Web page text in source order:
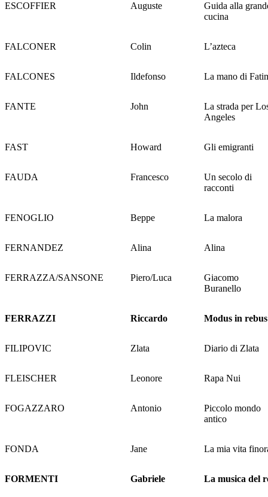
ESCOFFIER Auguste
Guida alla
cucina
FALCONER Colin L’azteca
FALCONES Ildefonso La mano di
FANTE John
La strada per
Angeles
FAST Howard Gli emigranti
FAUDA Francesco
Un secolo di
racconti
FENOGLIO Beppe La malora
FERNANDEZ Alina Alina
FERRAZZA/SANSONE Piero/Luca
Giacomo
Buranello
FERRAZZI Riccardo Modus in rebus
FILIPOVIC Zlata Diario di Zlata
FLEISCHER Leonore Rapa Nui
FOGAZZARO Antonio
Piccolo mondo
antico
FONDA Jane La mia vita
FORMENTI Gabriele La musica del